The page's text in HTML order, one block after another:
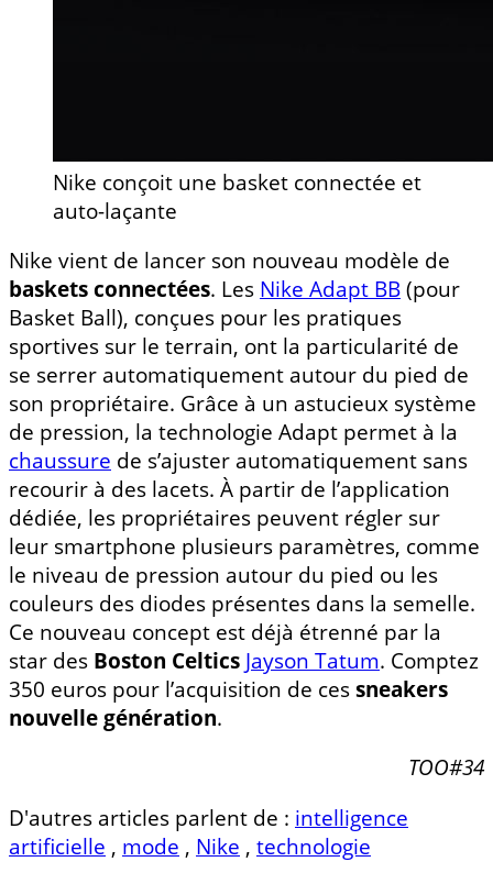
Nike conçoit une basket connectée et
auto-laçante
Nike vient de lancer son nouveau modèle de
baskets connectées. Les Nike Adapt BB(pour
Basket Ball), conçues pour les pratiques
sportives sur le terrain, ont la particularité de
se serrer automatiquement autour du pied de
son propriétaire. Grâce à un astucieux système
de pression, la technologie Adapt permet à la
chaussure de s’ajuster automatiquement sans
recourir à des lacets. À partir de l’application
dédiée, les propriétaires peuvent régler sur
leur smartphone plusieurs paramètres, comme
le niveau de pression autour du pied ou les
couleurs des diodes présentes dans la semelle.
Ce nouveau concept est déjà étrenné par la
star des Boston Celtics Jayson Tatum. Comptez
350 euros pour l’acquisition de cessneakers
nouvelle génération.
TOO#34
D'autres articles parlent de : intelligence
artificielle , mode , Nike , technologie